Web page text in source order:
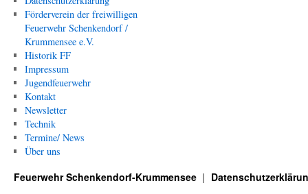
Förderverein der freiwilligen
Feuerwehr Schenkendorf /
Krummensee e.V.
Historik FF
Impressum
Jugendfeuerwehr
Kontakt
Newsletter
Technik
Termine/ News
Über uns
Feuerwehr Schenkendorf-Krummensee